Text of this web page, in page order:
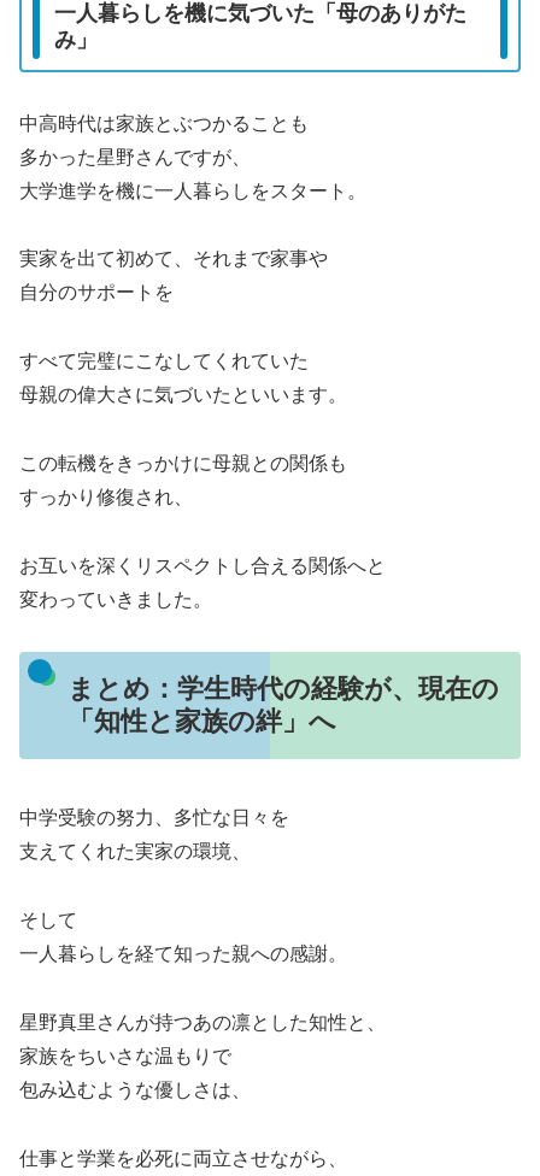
一人暮らしを機に気づいた「母のありがた
み」
中高時代は家族とぶつかることも
多かった星野さんですが、
大学進学を機に一人暮らしをスタート。
実家を出て初めて、それまで家事や
自分のサポートを
すべて完璧にこなしてくれていた
母親の偉大さに気づいたといいます。
この転機をきっかけに母親との関係も
すっかり修復され、
お互いを深くリスペクトし合える関係へと
変わっていきました。
まとめ：学生時代の経験が、現在の
「知性と家族の絆」へ
中学受験の努力、多忙な日々を
支えてくれた実家の環境、
そして
一人暮らしを経て知った親への感謝。
星野真里さんが持つあの凛とした知性と、
家族をちいさな温もりで
包み込むような優しさは、
仕事と学業を必死に両立させながら、